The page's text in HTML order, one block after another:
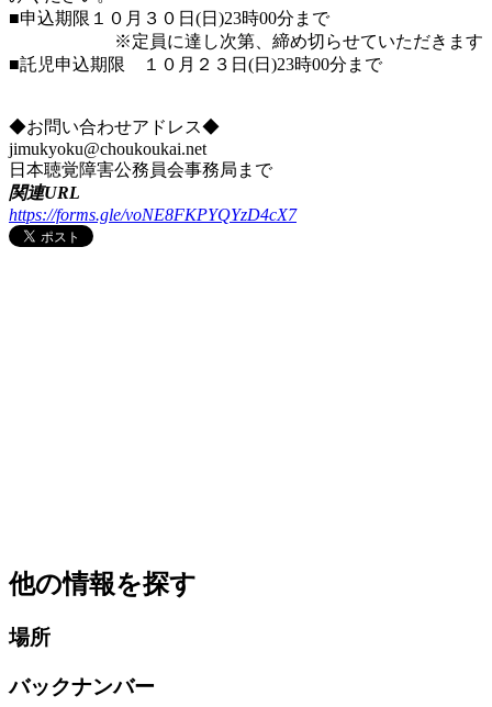
■申込期限１０月３０日(日)23時00分まで
※定員に達し次第、締め切らせていただきます
■託児申込期限 １０月２３日(日)23時00分まで
◆お問い合わせアドレス◆
jimukyoku@choukoukai.net
日本聴覚障害公務員会事務局まで
関連URL
https://forms.gle/voNE8FKPYQYzD4cX7
他の情報を探す
場所
バックナンバー